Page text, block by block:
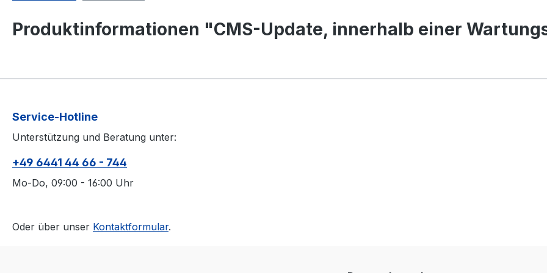
Produktinformationen "CMS-Update, innerhalb einer
Service-Hotline
Unterstützung und Beratung unter:
+49 6441 44 66 - 744
Mo-Do, 09:00 - 16:00 Uhr
Oder über unser Kontaktformular.